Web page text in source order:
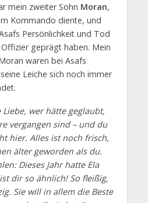
mein zweiter Sohn Moran,
Kommando diente, und
Persönlichkeit und Tod
geprägt haben. Mein
waren bei Asafs
Leiche sich noch immer
Liebe, wer hätte geglaubt,
vergangen sind – und du
hier. Alles ist noch frisch,
älter geworden als du.
Dieses Jahr hatte Ela
dir so ähnlich! So fleißig,
Sie will in allem die Beste